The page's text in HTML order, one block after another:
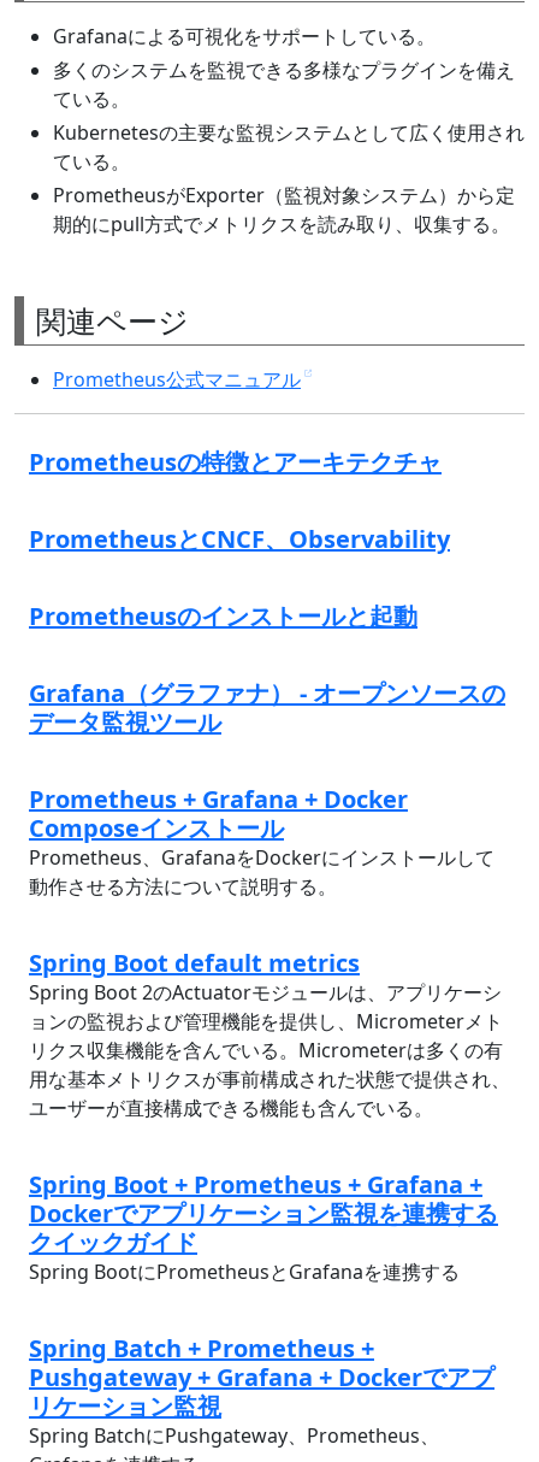
Grafanaによる可視化をサポートしている。
多くのシステムを監視できる多様なプラグインを備え
ている。
Kubernetesの主要な監視システムとして広く使用され
ている。
PrometheusがExporter（監視対象システム）から定
期的にpull方式でメトリクスを読み取り、収集する。
関連ページ
Prometheus公式マニュアル
Prometheusの特徴とアーキテクチャ
PrometheusとCNCF、Observability
Prometheusのインストールと起動
Grafana（グラファナ） - オープンソースの
データ監視ツール
Prometheus + Grafana + Docker
Composeインストール
Prometheus、GrafanaをDockerにインストールして
動作させる方法について説明する。
Spring Boot default metrics
Spring Boot 2のActuatorモジュールは、アプリケーシ
ョンの監視および管理機能を提供し、Micrometerメト
リクス収集機能を含んでいる。Micrometerは多くの有
用な基本メトリクスが事前構成された状態で提供され、
ユーザーが直接構成できる機能も含んでいる。
Spring Boot + Prometheus + Grafana +
Dockerでアプリケーション監視を連携する
クイックガイド
Spring BootにPrometheusとGrafanaを連携する
Spring Batch + Prometheus +
Pushgateway + Grafana + Dockerでアプ
リケーション監視
Spring BatchにPushgateway、Prometheus、